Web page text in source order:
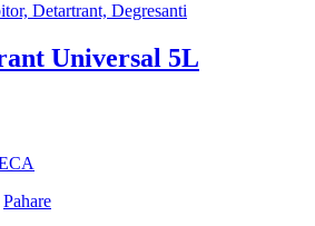
Detartrant, Degresanti
Universal 5L
Pahare